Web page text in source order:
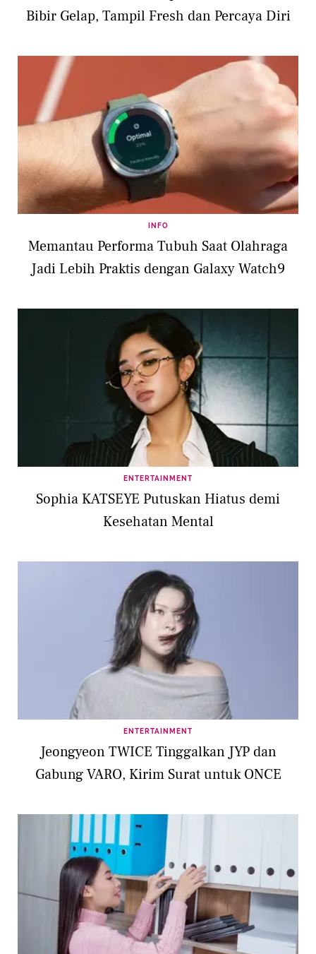
Bibir Gelap, Tampil Fresh dan Percaya Diri
INFO
Memantau Performa Tubuh Saat Olahraga
Jadi Lebih Praktis dengan Galaxy Watch9
ENTERTAINMENT
Sophia KATSEYE Putuskan Hiatus demi
Kesehatan Mental
ENTERTAINMENT
Jeongyeon TWICE Tinggalkan JYP dan
Gabung VARO, Kirim Surat untuk ONCE